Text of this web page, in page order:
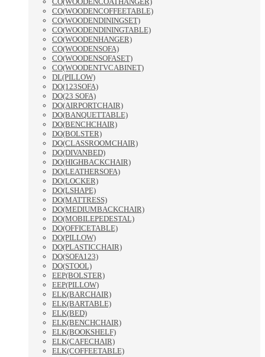
CO(WOODENCOFFEETABLE)
CO(WOODENDININGSET)
CO(WOODENDININGTABLE)
CO(WOODENHANGER)
CO(WOODENSOFA)
CO(WOODENSOFASET)
CO(WOODENTVCABINET)
DL(PILLOW)
DO(123SOFA)
DO(23 SOFA)
DO(AIRPORTCHAIR)
DO(BANQUETTABLE)
DO(BENCHCHAIR)
DO(BOLSTER)
DO(CLASSROOMCHAIR)
DO(DIVANBED)
DO(HIGHBACKCHAIR)
DO(LEATHERSOFA)
DO(LOCKER)
DO(LSHAPE)
DO(MATTRESS)
DO(MEDIUMBACKCHAIR)
DO(MOBILEPEDESTAL)
DO(OFFICETABLE)
DO(PILLOW)
DO(PLASTICCHAIR)
DO(SOFA123)
DO(STOOL)
EEP(BOLSTER)
EEP(PILLOW)
ELK(BARCHAIR)
ELK(BARTABLE)
ELK(BED)
ELK(BENCHCHAIR)
ELK(BOOKSHELF)
ELK(CAFECHAIR)
ELK(COFFEETABLE)